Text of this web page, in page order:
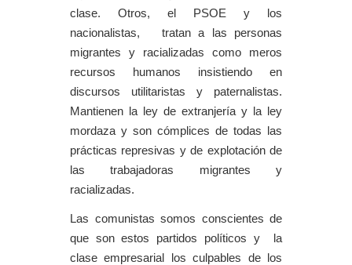
clase. Otros, el PSOE y los
nacionalistas, tratan a las personas
migrantes y racializadas como meros
recursos humanos insistiendo en
discursos utilitaristas y paternalistas.
Mantienen la ley de extranjería y la ley
mordaza y son cómplices de todas las
prácticas represivas y de explotación de
las trabajadoras migrantes y
racializadas.
Las comunistas somos conscientes de
que son estos partidos políticos y la
clase empresarial los culpables de los